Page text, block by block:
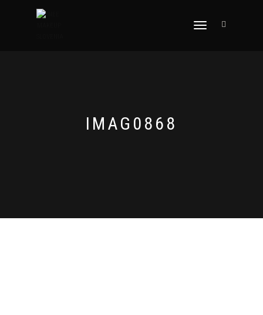
VKLOPI/IZKLOPI
IMAG0868